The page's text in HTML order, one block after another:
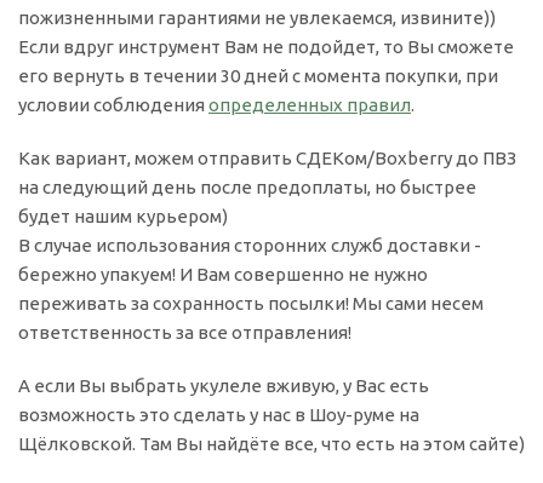
пожизненными гарантиями не увлекаемся, извините))
Если вдруг инструмент Вам не подойдет, то Вы сможете
его вернуть в течении 30 дней с момента покупки, при
условии соблюдения определенных правил.
Как вариант, можем отправить СДЕКом/Boxberry до ПВЗ
на следующий день после предоплаты, но быстрее
будет нашим курьером)
В случае использования сторонних служб доставки -
бережно упакуем! И Вам совершенно не нужно
переживать за сохранность посылки! Мы сами несем
ответственность за все отправления!
А если Вы выбрать укулеле вживую, у Вас есть
возможность это сделать у нас в Шоу-руме на
Щёлковской. Там Вы найдёте все, что есть на этом сайте)